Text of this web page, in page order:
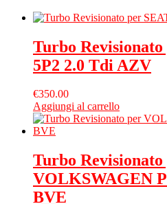
Turbo
5P2 2.0 Tdi AZV
€350.00
Aggiungi al carrello
Turbo Revisionato
VOLKSWAGEN
BVE